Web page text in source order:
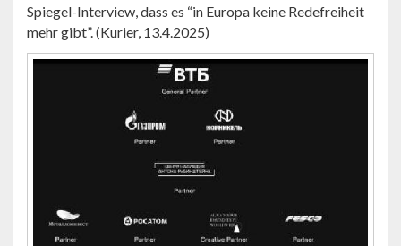
Spiegel-Interview, dass es “in Europa keine Redefreiheit
mehr gibt”. (Kurier, 13.4.2025)